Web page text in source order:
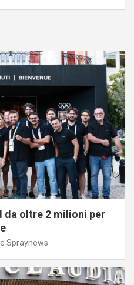
da oltre 2 milioni per
Spraynews